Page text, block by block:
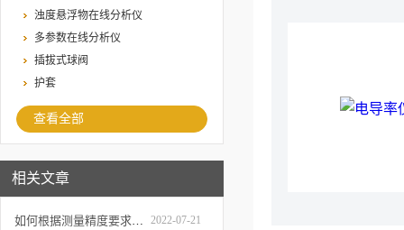
浊度悬浮物在线分析仪
多参数在线分析仪
插拔式球阀
护套
查看全部
相关文章
如何根据测量精度要求选择电导率仪？ 2022-07-21